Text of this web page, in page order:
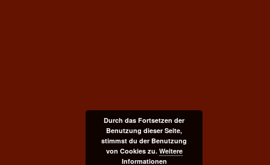
Durch das Fortsetzen der
Benutzung dieser Seite,
stimmst du der Benutzung
von Cookies zu. Weitere
Informationen